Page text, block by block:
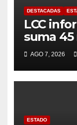
DESTACADAS
LCC
suma
tasa de
AGO 7, 2026
ESTADO